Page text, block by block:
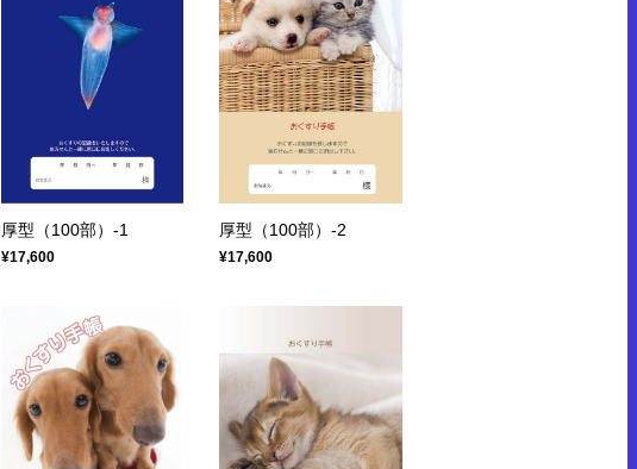
厚型（100部）-1
¥17,600
厚型（100部）-2
¥17,600